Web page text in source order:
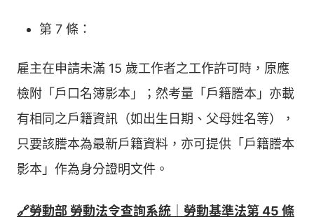
第 7 條：
雇主在申請未滿 15 歲工作者之工作許可時，原應
檢附「戶口名簿影本」；然考量「戶籍謄本」亦載
有相同之戶籍資訊（如出生日期、父母姓名等），
只要該謄本為最新戶籍資料，亦可提供「戶籍謄本
影本」作為身分證明文件。
🔗勞動部 勞動法令查詢系統｜勞動基準法第 45 條